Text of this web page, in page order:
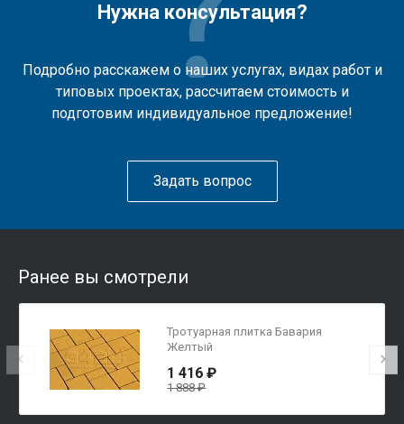
Нужна консультация?
Подробно расскажем о наших услугах, видах работ и
типовых проектах, рассчитаем стоимость и
подготовим индивидуальное предложение!
Задать вопрос
Ранее вы смотрели
Тротуарная плитка Бавария
Желтый
1 416 ₽
1 888 ₽